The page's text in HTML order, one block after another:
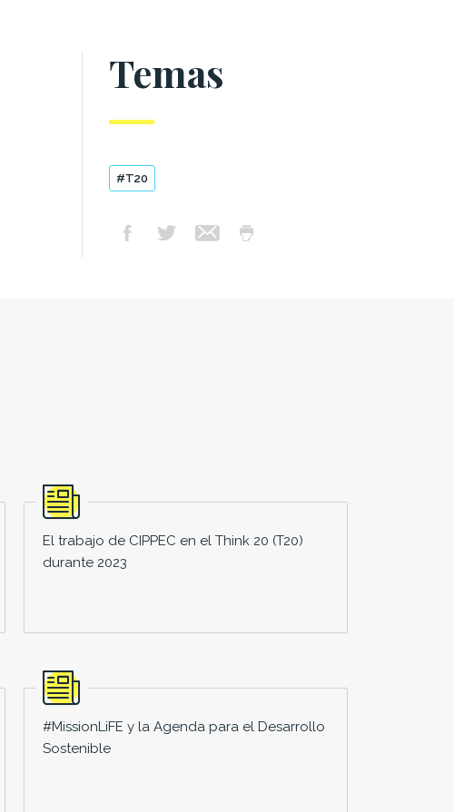
Temas
#T20
El trabajo de CIPPEC en el Think 20 (T20)
durante 2023
#MissionLiFE y la Agenda para el Desarrollo
Sostenible